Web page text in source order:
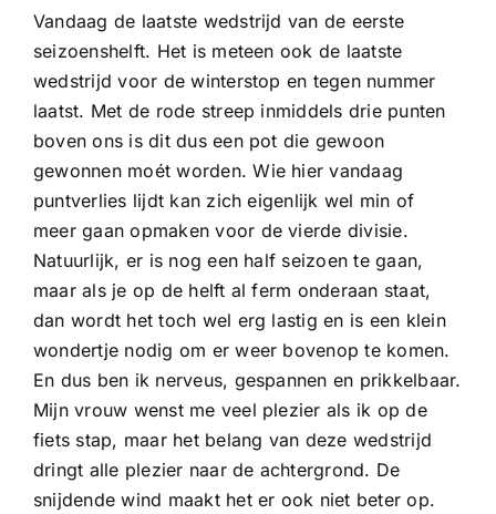
Vandaag de laatste wedstrijd van de eerste
seizoenshelft. Het is meteen ook de laatste
wedstrijd voor de winterstop en tegen nummer
laatst. Met de rode streep inmiddels drie punten
boven ons is dit dus een pot die gewoon
gewonnen moét worden. Wie hier vandaag
puntverlies lijdt kan zich eigenlijk wel min of
meer gaan opmaken voor de vierde divisie.
Natuurlijk, er is nog een half seizoen te gaan,
maar als je op de helft al ferm onderaan staat,
dan wordt het toch wel erg lastig en is een klein
wondertje nodig om er weer bovenop te komen.
En dus ben ik nerveus, gespannen en prikkelbaar.
Mijn vrouw wenst me veel plezier als ik op de
fiets stap, maar het belang van deze wedstrijd
dringt alle plezier naar de achtergrond. De
snijdende wind maakt het er ook niet beter op.